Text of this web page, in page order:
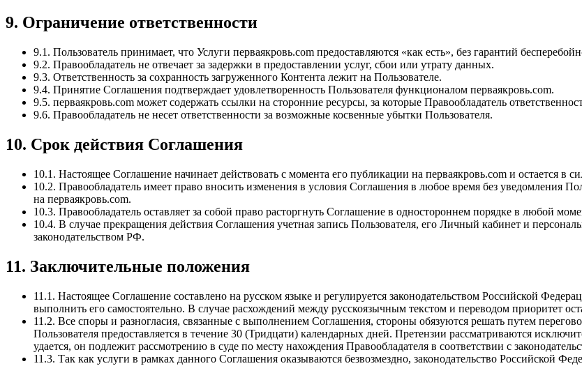
9. Ограничение ответственности
9.1. Пользователь принимает, что Услуги перваякровь.com предоставляются «как есть», без гарантий
9.2. Правообладатель не отвечает за задержки в предоставлении услуг, сбои или утрату данных.
9.3. Ответственность за сохранность загруженного Контента лежит на Пользователе.
9.4. Принятие Соглашения подтверждает удовлетворенность Пользователя функционалом перваякровь.com.
9.5. перваякровь.com может содержать ссылки на сторонние ресурсы, за которые Правообладатель
9.6. Правообладатель не несет ответственности за возможные косвенные убытки Пользователя.
10. Срок действия Соглашения
10.1. Настоящее Соглашение начинает действовать с момента его публикации на перваякровь.com и остается в
10.2. Правообладатель имеет право вносить изменения в условия Соглашения в любое время без уведомления
на перваякровь.com.
10.3. Правообладатель оставляет за собой право расторгнуть Соглашение в одностороннем порядке в любой
10.4. В случае прекращения действия Соглашения учетная запись Пользователя, его Личный кабинет и
законодательством РФ.
11. Заключительные положения
11.1. Настоящее Соглашение составлено на русском языке и регулируется законодательством Российской
выполнить его самостоятельно. В случае расхождений между русскоязычным текстом и переводом приоритет
11.2. Все споры и разногласия, связанные с выполнением Соглашения, стороны обязуются решать путем
Пользователя предоставляется в течение 30 (Тридцати) календарных дней. Претензии рассматриваются
удается, он подлежит рассмотрению в суде по месту нахождения Правообладателя в соответствии с
11.3. Так как услуги в рамках данного Соглашения оказываются безвозмездно, законодательство Российской